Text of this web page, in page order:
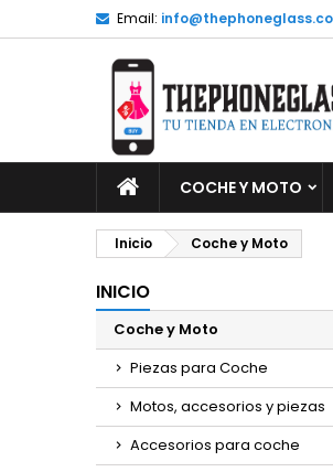
Email:
INICIOCOCHE Y MOTO
Inicio Coche y Moto
INICIO
Coche y Moto
Piezas para Coche
Motos, accesorios y piezas
Accesorios para coche